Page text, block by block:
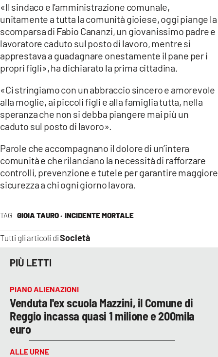
APPLE
TAG GIOIA TAURO · INCIDENTE MORTALE
Tutti gli articoli diSocietà
«Il sindaco e l’amministrazione comunale,
unitamente a tutta la comunità gioiese, oggi piange la
scomparsa di Fabio Cananzi, un giovanissimo padre e
lavoratore caduto sul posto di lavoro, mentre si
apprestava a guadagnare onestamente il pane per i
propri figli», ha dichiarato la prima cittadina.
«Ci stringiamo con un abbraccio sincero e amorevole
alla moglie, ai piccoli figli e alla famiglia tutta, nella
speranza che non si debba piangere mai più un
caduto sul posto di lavoro».
Parole che accompagnano il dolore di un’intera
comunità e che rilanciano la necessità di rafforzare
controlli, prevenzione e tutele per garantire maggiore
sicurezza a chi ogni giorno lavora.
PIÙ LETTI
PIANO ALIENAZIONI
Venduta l'ex scuola Mazzini, il Comune di
Reggio incassa quasi 1 milione e 200mila
euro
ALLE URNE